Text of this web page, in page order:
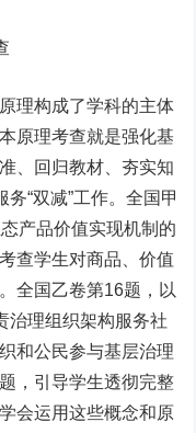
理构成了学科的主体
原理考查就是强化基
、回归教材、夯实知
“双减”工作。全国甲
产品价值实现机制的
查学生对商品、价值
全国乙卷第16题，以
治理组织架构服务社
和公民参与基层治理
，引导学生透彻完整
会运用这些概念和原